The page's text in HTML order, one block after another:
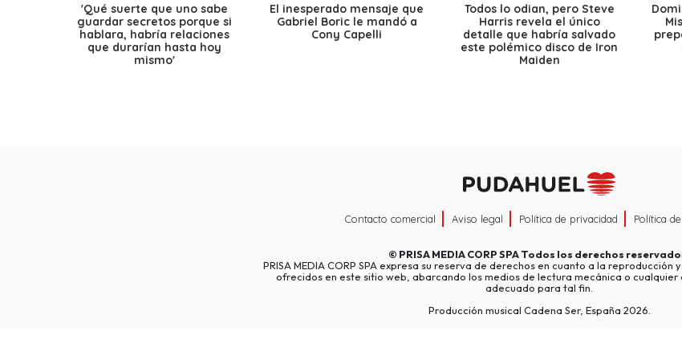
'Qué suerte que uno sabe
guardar secretos porque si
hablara, habría relaciones
que durarían hasta hoy
mismo'
El inesperado mensaje que
Gabriel Boric le mandó a
Cony Capelli
Todos lo odian, pero Steve
Harris revela el único
detalle que habría salvado
este polémico disco de Iron
Maiden
Contacto comercial Aviso legal Política de privacidad Política
© PRISA MEDIA CORP SPATodos los derechos
PRISA MEDIA CORP SPA expresa su reserva de derechos en cuanto a la reproducción
ofrecidos en este sitio web, abarcando los medios de lectura mecánica o cualquier
adecuado para tal fin.
Producción musical Cadena Ser, España 2026.